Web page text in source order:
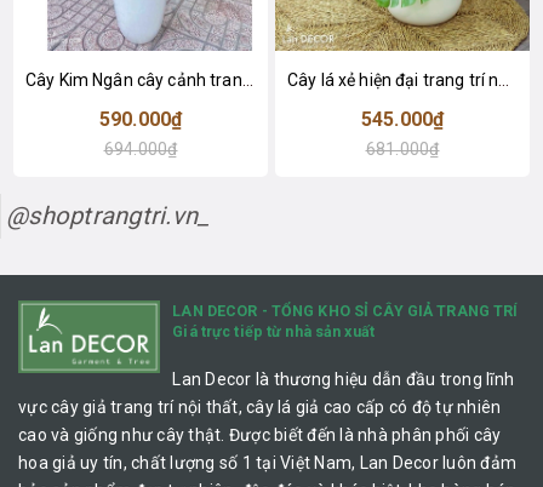
590.000₫
694.000₫
545.000₫
681.000₫
@shoptrangtri.vn_
LAN DECOR - TỔNG KHO SỈ CÂY GIẢ TRANG TRÍ
Giá trực tiếp từ nhà sản xuất
Lan Decor là thương hiệu dẫn đầu trong lĩnh
vực cây giả trang trí nội thất, cây lá giả cao cấp có độ tự nhiên
cao và giống như cây thật. Được biết đến là nhà phân phối cây
hoa giả uy tín, chất lượng số 1 tại Việt Nam, Lan Decor luôn đảm